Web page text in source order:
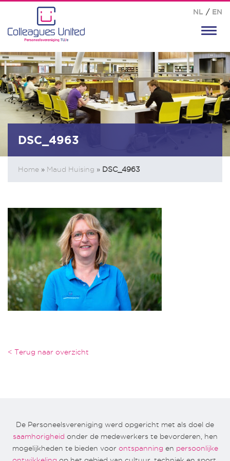
NL / EN
DSC_4963
Home » Maud Huising » DSC_4963
< Terug naar overzicht
De Personeelsvereniging werd opgericht met als doel de
saamhorigheid onder de medewerkers te bevorderen, hen
mogelijkheden te bieden voor ontspanning en persoonlijke